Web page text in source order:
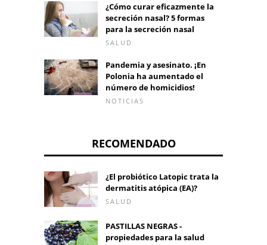
¿Cómo curar eficazmente la
secreción nasal? 5 formas
para la secreción nasal
SALUD
Pandemia y asesinato. ¡En
Polonia ha aumentado el
número de homicidios!
NOTICIAS
RECOMENDADO
¿El probiótico Latopic trata la
dermatitis atópica (EA)?
SALUD
PASTILLAS NEGRAS -
propiedades para la salud